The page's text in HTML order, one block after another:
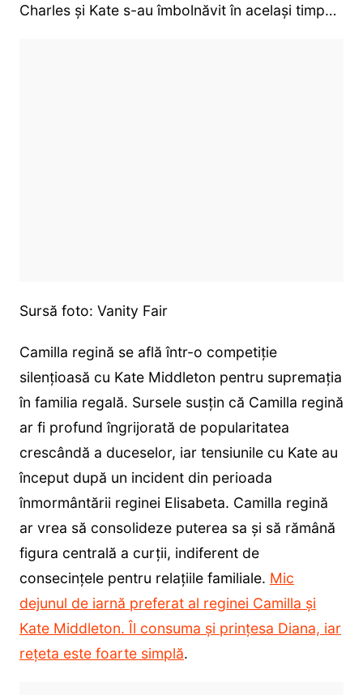
Charles și Kate s-au îmbolnăvit în același timp…
Sursă foto: Vanity Fair
Camilla regină se află într-o competiție
silențioasă cu Kate Middleton pentru supremația
în familia regală. Sursele susțin că Camilla regină
ar fi profund îngrijorată de popularitatea
crescândă a duceselor, iar tensiunile cu Kate au
început după un incident din perioada
înmormântării reginei Elisabeta. Camilla regină
ar vrea să consolideze puterea sa și să rămână
figura centrală a curții, indiferent de
consecințele pentru relațiile familiale. Mic
dejunul de iarnă preferat al reginei Camilla și
Kate Middleton. Îl consuma și prințesa Diana, iar
rețeta este foarte simplă.